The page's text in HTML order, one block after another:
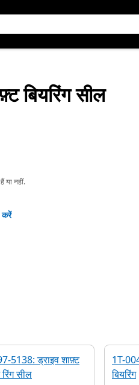
बियरिंग सील
या नहीं.
करें
5138: ड्राइव शाफ़्ट
सील
1T-
बियरिंग